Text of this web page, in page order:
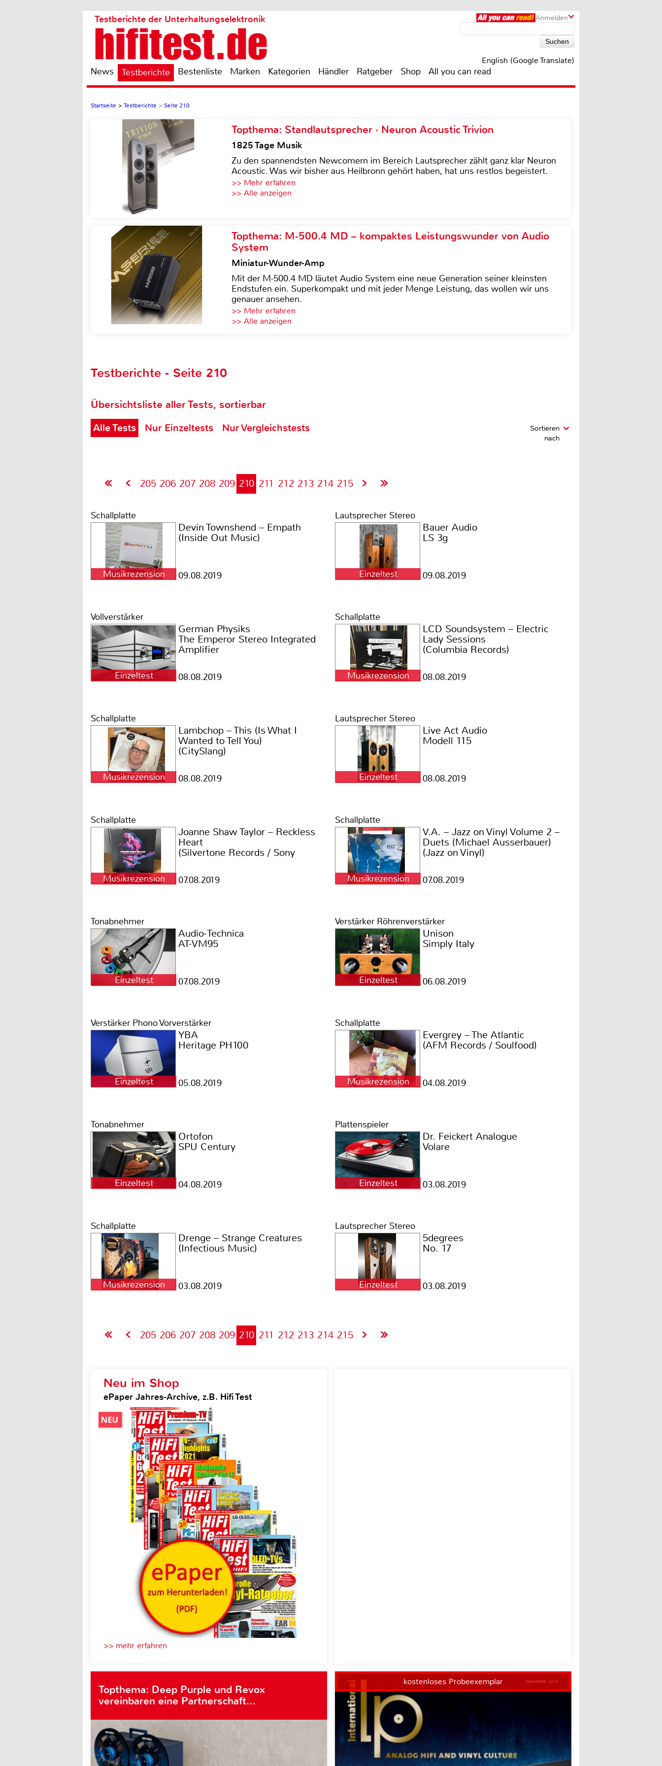
Anmelden
Testberichte der Unterhaltungselektronik
English (Google Translate)
News Testberichte Bestenliste Marken Kategorien Händler Ratgeber Shop All you can read
Startseite > Testberichte > Seite 210
Topthema: Standlautsprecher · Neuron Acoustic Trivion
1825 Tage Musik
Zu den spannendsten Newcomern im Bereich Lautsprecher zählt ganz klar Neuron
Acoustic. Was wir bisher aus Heilbronn gehört haben, hat uns restlos begeistert.
>> Mehr erfahren
>> Alle anzeigen
Topthema: M-500.4 MD – kompaktes Leistungswunder von Audio
System
Miniatur-Wunder-Amp
Mit der M-500.4 MD läutet Audio System eine neue Generation seiner kleinsten
Endstufen ein. Superkompakt und mit jeder Menge Leistung, das wollen wir uns
genauer ansehen.
>> Mehr erfahren
>> Alle anzeigen
Testberichte - Seite 210
Übersichtsliste aller Tests, sortierbar
Alle Tests Nur Einzeltests Nur Vergleichstests
Sortieren
nach
205 206 207 208 209 210 211 212 213 214 215
Schallplatte
Musikrezension
Devin Townshend – Empath
(Inside Out Music)
09.08.2019
Lautsprecher Stereo
Einzeltest
Bauer Audio
LS 3g
09.08.2019
Vollverstärker
Einzeltest
German Physiks
The Emperor Stereo Integrated
Amplifier
08.08.2019
Schallplatte
Musikrezension
LCD Soundsystem – Electric
Lady Sessions
(Columbia Records)
08.08.2019
Schallplatte
Musikrezension
Lambchop – This (Is What I
Wanted to Tell You)
(CitySlang)
08.08.2019
Lautsprecher Stereo
Einzeltest
Live Act Audio
Modell 115
08.08.2019
Schallplatte
Musikrezension
Joanne Shaw Taylor – Reckless
Heart
(Silvertone Records / Sony
07.08.2019
Schallplatte
Musikrezension
V.A. – Jazz on Vinyl Volume 2 –
Duets (Michael Ausserbauer)
(Jazz on Vinyl)
07.08.2019
Tonabnehmer
Einzeltest
Audio-Technica
AT-VM95
07.08.2019
Verstärker Röhrenverstärker
Einzeltest
Unison
Simply Italy
06.08.2019
Verstärker Phono Vorverstärker
Einzeltest
YBA
Heritage PH100
05.08.2019
Schallplatte
Musikrezension
Evergrey – The Atlantic
(AFM Records / Soulfood)
04.08.2019
Tonabnehmer
Einzeltest
Ortofon
SPU Century
04.08.2019
Plattenspieler
Einzeltest
Dr. Feickert Analogue
Volare
03.08.2019
Schallplatte
Musikrezension
Drenge – Strange Creatures
(Infectious Music)
03.08.2019
Lautsprecher Stereo
Einzeltest
5degrees
No. 17
03.08.2019
205 206 207 208 209 210 211 212 213 214 215
Neu im Shop
ePaper Jahres-Archive, z.B. Hifi Test
>> mehr erfahren
Topthema: Deep Purple und Revox
vereinbaren eine Partnerschaft…
kostenloses Probeexemplar